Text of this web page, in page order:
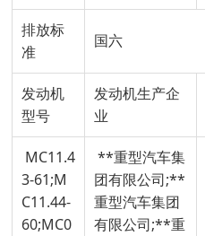
排放标
准
国六
发动机
型号
发动机生产企
业
MC11.4
3-61;M
C11.44-
60;MC0
**重型汽车集
团有限公司;**
重型汽车集团
有限公司;**重